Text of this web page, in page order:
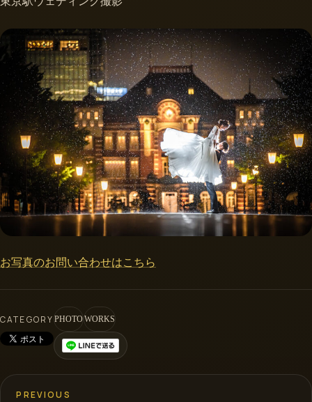
お写真のお問い合わせはこちら
CATEGORY PHOTOWORKS
PREVIOUS